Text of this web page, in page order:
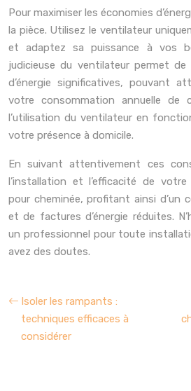
Pour maximiser les économies
la pièce. Utilisez le ventilateur
et adaptez sa puissance à vos
judicieuse du ventilateur permet de
d’énergie significatives, pouvant
votre consommation annuelle de
l’utilisation du ventilateur en
votre présence à domicile.
En suivant attentivement ces
l’installation et l’efficacité de votre
pour cheminée, profitant ainsi d’un
et de factures d’énergie réduites.
un professionnel pour toute
avez des doutes.
Isoler les rampants :
techniques efficaces à
considérer